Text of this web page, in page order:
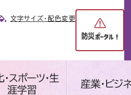
文字サイズ・配色変更
スポーツ・生
涯学習
産業・ビジ